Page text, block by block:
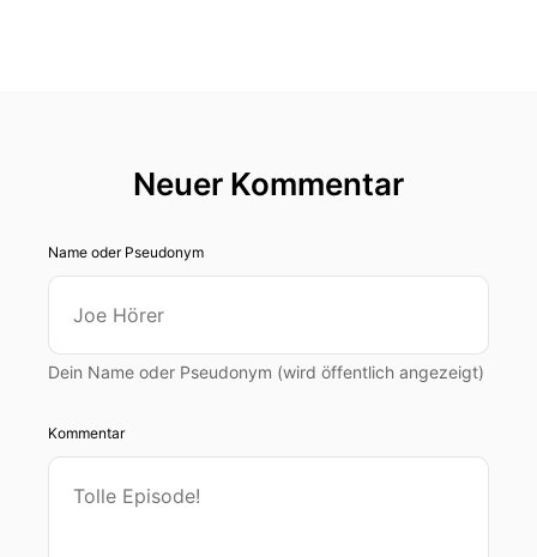
Neuer Kommentar
Name oder Pseudonym
Dein Name oder Pseudonym (wird öffentlich angezeigt)
Kommentar